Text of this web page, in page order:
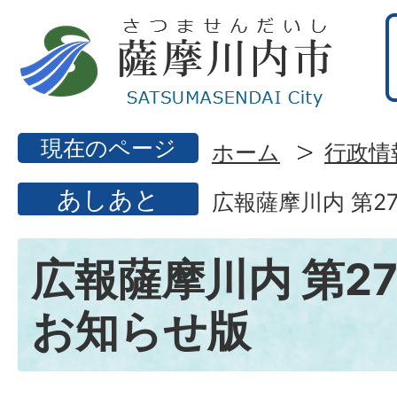
現在のページ ホーム 行政情
あしあと 広報薩摩川内 第
広報薩摩川内 第
お知らせ版